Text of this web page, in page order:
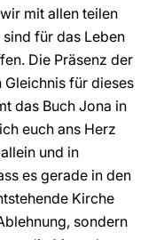
mit allen teilen
sind für das Leben
Die Präsenz der
für dieses
das Buch Jona in
euch ans Herz
und in
es gerade in den
Kirche
sondern